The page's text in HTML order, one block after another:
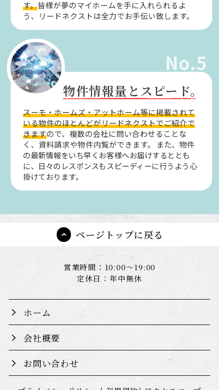
す。皆様が夢のマイホームを手に入れられるよ
う、リードネクストは全力でお手伝い致します。
No.5
物件情報量とスピード。
スーモ・ホームズ・アットホーム等に掲載されて
いる物件のほとんどがリードネクストでご紹介で
きますので、複数の会社に問い合わせることな
く、資料請求や物件内覧ができます。
また、物件
の最新情報をいち早くお客様へお届けするととも
に、日々のレスポンスもスピーディーに行うよう心
掛けております。
ページトップに戻る
営業時間：10:00～19:00
定休日：年中無休
ホーム
会社概要
お問い合わせ